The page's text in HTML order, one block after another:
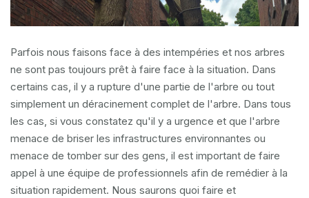
Parfois nous faisons face à des intempéries et nos arbres
ne sont pas toujours prêt à faire face à la situation. Dans
certains cas, il y a rupture d'une partie de l'arbre ou tout
simplement un déracinement complet de l'arbre. Dans tous
les cas, si vous constatez qu'il y a urgence et que l'arbre
menace de briser les infrastructures environnantes ou
menace de tomber sur des gens, il est important de faire
appel à une équipe de professionnels afin de remédier à la
situation rapidement. Nous saurons quoi faire et